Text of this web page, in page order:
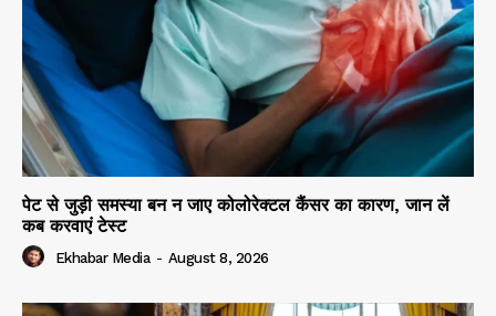
पेट से जुड़ी समस्या बन न जाए कोलोरेक्टल कैंसर का कारण, जान लें
कब करवाएं टेस्ट
Ekhabar Media - August 8, 2026